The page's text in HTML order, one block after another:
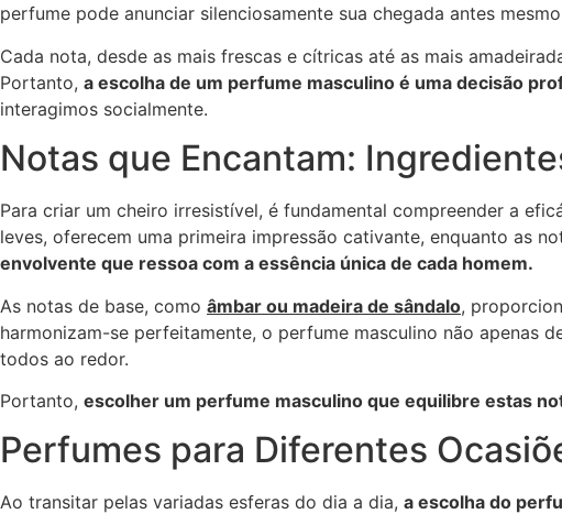
perfume pode anunciar silenciosamente sua chegada antes
Cada nota, desde as mais frescas e cítricas até as mais
Portanto, a escolha de um perfume masculino é uma decisão
interagimos socialmente.
Notas que Encantam:
Para criar um cheiro irresistível, é fundamental compreender a
leves, oferecem uma primeira impressão cativante, enquanto as
envolvente que ressoa com a essência única de cada homem.
As notas de base, como âmbar ou madeira de sândalo,
harmonizam-se perfeitamente, o perfume masculino não apenas
todos ao redor.
Portanto, escolher um perfume masculino que equilibre estas
Perfumes para Diferentes
Ao transitar pelas variadas esferas do dia a dia, a escolha do